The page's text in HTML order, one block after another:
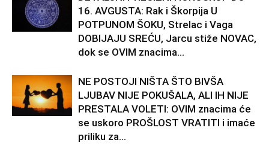
16. AVGUSTA: Rak i Škorpija U
POTPUNOM ŠOKU, Strelac i Vaga
DOBIJAJU SREĆU, Jarcu stiže NOVAC,
dok se OVIM znacima...
NE POSTOJI NIŠTA ŠTO BIVŠA
LJUBAV NIJE POKUŠALA, ALI IH NIJE
PRESTALA VOLETI: OVIM znacima će
se uskoro PROŠLOST VRATITI i imaće
priliku za...